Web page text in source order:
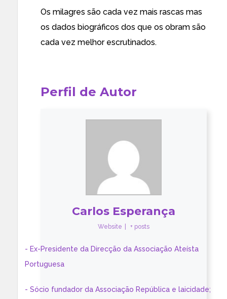
Os milagres são cada vez mais rascas mas
os dados biográficos dos que os obram são
cada vez melhor escrutinados.
Perfil de Autor
Carlos Esperança
Website + posts
- Ex-Presidente da Direcção da Associação Ateísta
Portuguesa
- Sócio fundador da Associação República e laicidade;